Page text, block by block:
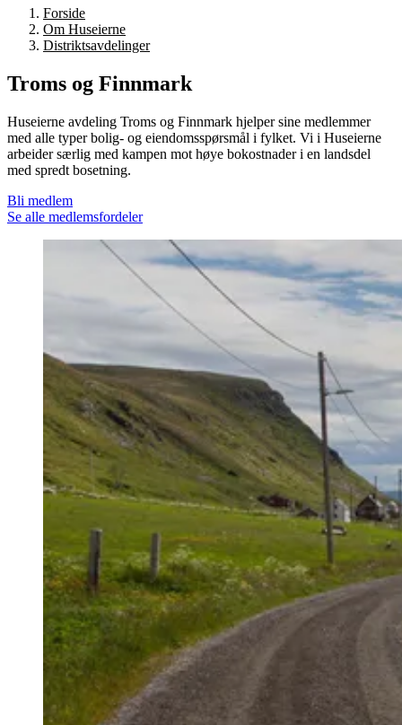
Forside
Om Huseierne
Distriktsavdelinger
Troms og Finnmark
Huseierne avdeling Troms og Finnmark hjelper sine medlemmer
med alle typer bolig- og eiendomsspørsmål i fylket. Vi i Huseierne
arbeider særlig med kampen mot høye bokostnader i en landsdel
med spredt bosetning.
Bli medlem
Se alle medlemsfordeler